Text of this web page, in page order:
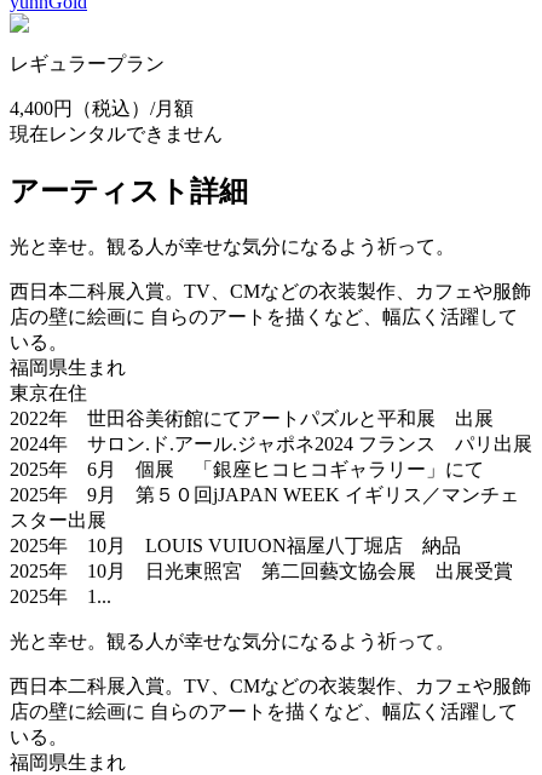
レギュラープラン
4,400円
（税込）/月額
現在レンタルできません
アーティスト詳細
光と幸せ。観る人が幸せな気分になるよう祈って。
西日本二科展入賞。TV、CMなどの衣装製作、カフェや服飾
店の壁に絵画に 自らのアートを描くなど、幅広く活躍して
いる。
福岡県生まれ
東京在住
2022年 世田谷美術館にてアートパズルと平和展 出展
2024年 サロン.ド.アール.ジャポネ2024 フランス パリ出展
2025年 6月 個展 「銀座ヒコヒコギャラリー」にて
2025年 9月 第５０回jJAPAN WEEK イギリス／マンチェ
スター出展
2025年 10月 LOUIS VUIUON福屋八丁堀店 納品
2025年 10月 日光東照宮 第二回藝文協会展 出展受賞
2025年 1...
光と幸せ。観る人が幸せな気分になるよう祈って。
西日本二科展入賞。TV、CMなどの衣装製作、カフェや服飾
店の壁に絵画に 自らのアートを描くなど、幅広く活躍して
いる。
福岡県生まれ